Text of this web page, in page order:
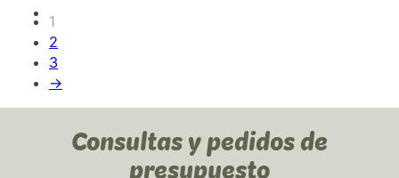
1
2
3
→
Consultas y pedidos de
presupuesto